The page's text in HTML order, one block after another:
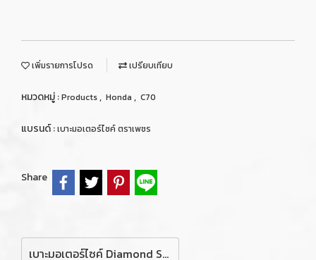
เพิ่มรายการโปรด เปรียบเทียบ
หมวดหมู่ :Products, Honda , C70
แบรนด์ :เบาะมอเตอร์ไซค์ ตราเพชร
Share
เบาะมอเตอร์ไซค์ Diamond Seat สำหรับรถจักรยานยนต์ รุ่น Honda C70 ท่อนหน้า (สีแดงคิ้วขาว)